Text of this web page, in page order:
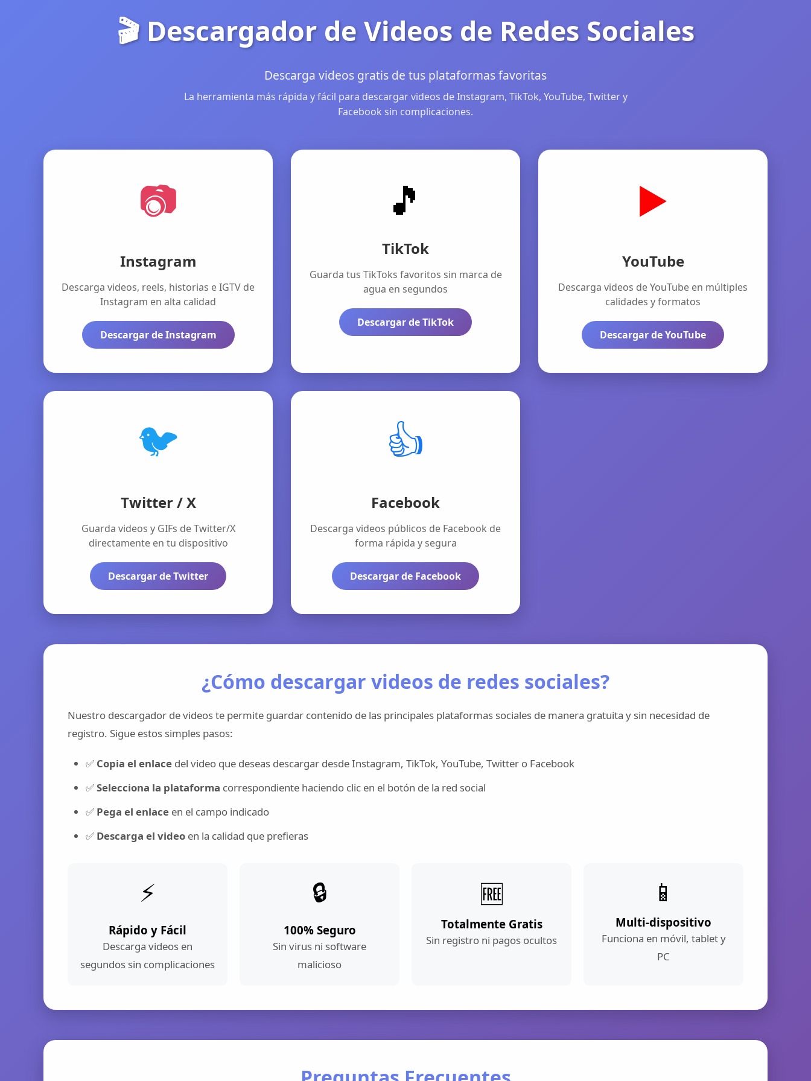
🎬 Descargador de Videos de Redes Sociales
Descarga videos gratis de tus plataformas favoritas
La herramienta más rápida y fácil para descargar videos de Instagram, TikTok, YouTube, Twitter y
Facebook sin complicaciones.
📷
Instagram
Descarga videos, reels, historias e IGTV de
Instagram en alta calidad
Descargar de Instagram
🎵
TikTok
Guarda tus TikToks favoritos sin marca de
agua en segundos
Descargar de TikTok
▶️
YouTube
Descarga videos de YouTube en múltiples
calidades y formatos
Descargar de YouTube
🐦
Twitter / X
Guarda videos y GIFs de Twitter/X
directamente en tu dispositivo
Descargar de Twitter
👍
Facebook
Descarga videos públicos de Facebook de
forma rápida y segura
Descargar de Facebook
¿Cómo descargar videos de redes sociales?
Nuestro descargador de videos te permite guardar contenido de las principales plataformas sociales de manera gratuita y sin necesidad de
registro. Sigue estos simples pasos:
✅ Copia el enlace del video que deseas descargar desde Instagram, TikTok, YouTube, Twitter o Facebook
✅Selecciona la plataforma correspondiente haciendo clic en el botón de la red social
✅ Pega el enlace en el campo indicado
✅ Descarga el video en la calidad que prefieras
⚡
Rápido y Fácil
Descarga videos en
segundos sin complicaciones
🔒
100% Seguro
Sin virus ni software
malicioso
🆓
Totalmente Gratis
Sin registro ni pagos ocultos
📱
Multi-dispositivo
Funciona en móvil, tablet y
PC